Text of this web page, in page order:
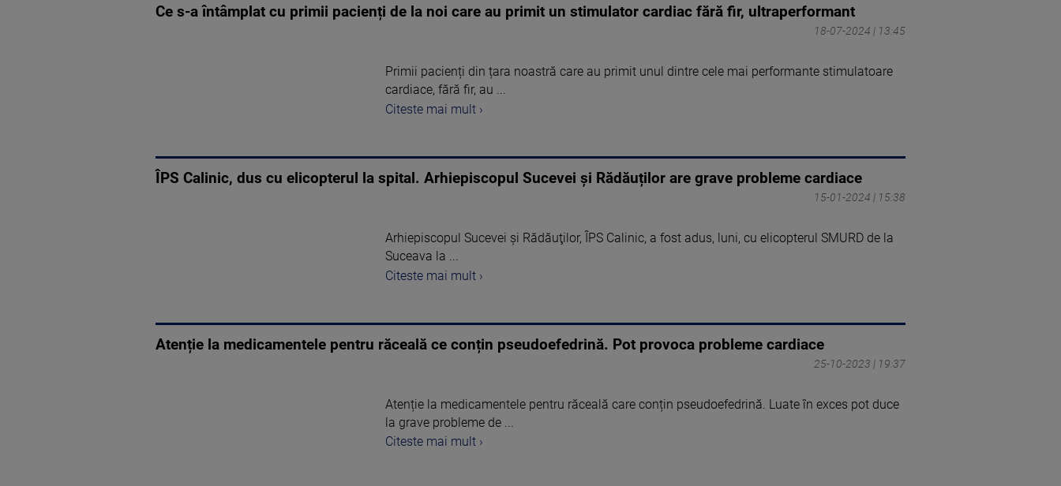
Ce s-a întâmplat cu primii pacienți de la noi care au primit un stimulator cardiac fără fir, ultraperformant
18-07-2024 | 13:45
Primii pacienți din țara noastră care au primit unul dintre cele mai performante stimulatoare
cardiace, fără fir, au ...
Citeste mai mult ›
ÎPS Calinic, dus cu elicopterul la spital. Arhiepiscopul Sucevei și Rădăuților are grave probleme cardiace
15-01-2024 | 15:38
Arhiepiscopul Sucevei şi Rădăuţilor, ÎPS Calinic, a fost adus, luni, cu elicopterul SMURD de la
Suceava la ...
Citeste mai mult ›
Atenție la medicamentele pentru răceală ce conțin pseudoefedrină. Pot provoca probleme cardiace
25-10-2023 | 19:37
Atenție la medicamentele pentru răceală care conțin pseudoefedrină. Luate în exces pot duce
la grave probleme de ...
Citeste mai mult ›